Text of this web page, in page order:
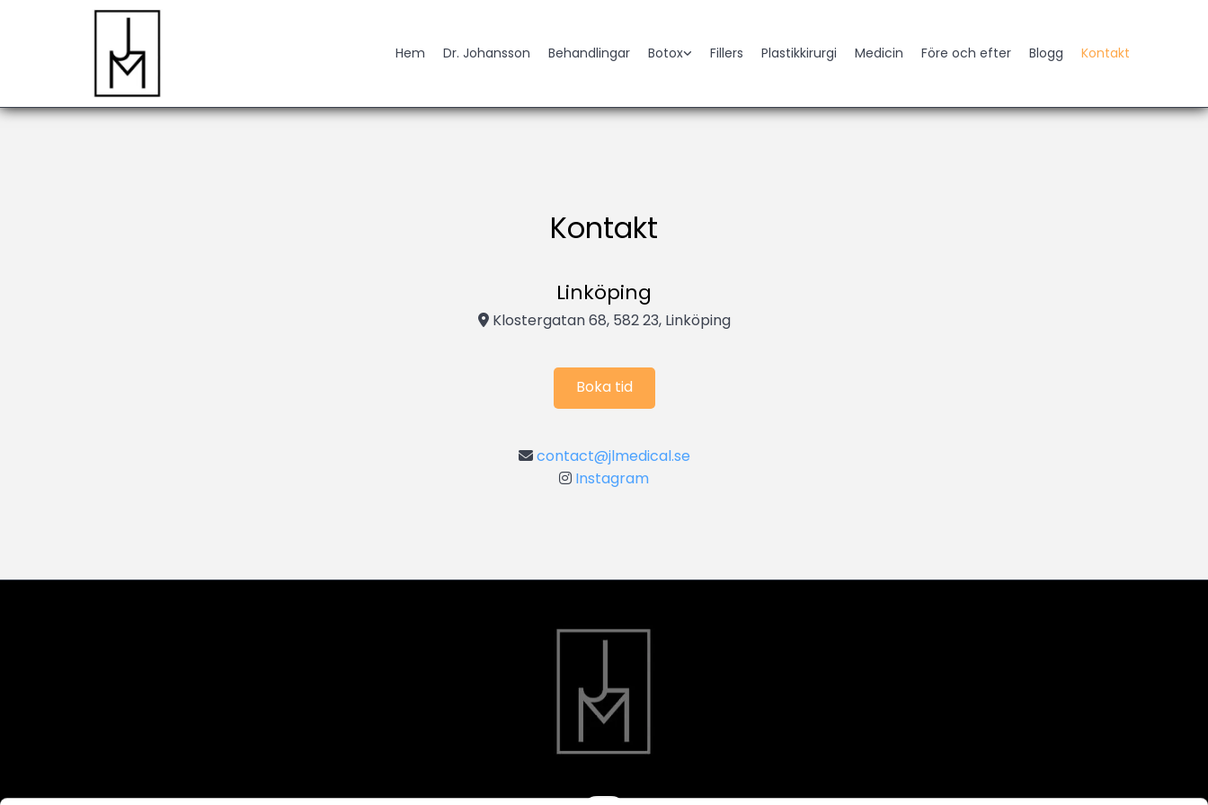
Hem Dr. Johansson Behandlingar Botox Fillers Plastikkirurgi Medicin Före och efter Blogg Kontakt
Kontakt
Linköping
Klostergatan 68, 582 23, Linköping
Boka tid
 contact@jlmedical.se
 Instagram